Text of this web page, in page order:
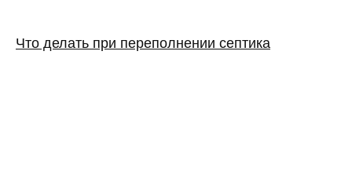
Что делать при переполнении септика